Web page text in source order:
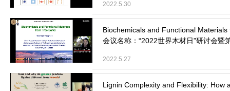
2022.5.30
会议名称：“2022世界木材日”研讨会
2022.5.27